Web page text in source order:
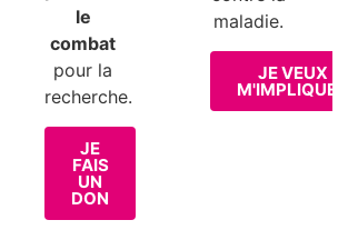
le
combat
pour la
recherche.
JE
FAIS
UN
DON
maladie.
JE VEUX
M'IMPLIQUER